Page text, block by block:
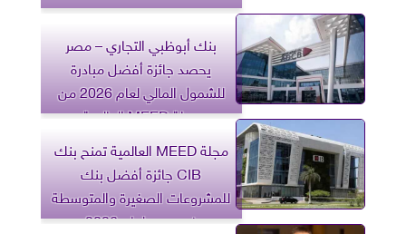
بنك أبوظبي التجاري – مصر
يحصد جائزة أفضل مبادرة
للشمول المالي لعام 2026 من
مجلة MEED العالمية
مجلة MEED العالمية تمنح بنك
CIB جائزة أفضل بنك
للمشروعات الصغيرة والمتوسطة
في مصر لعام 2026